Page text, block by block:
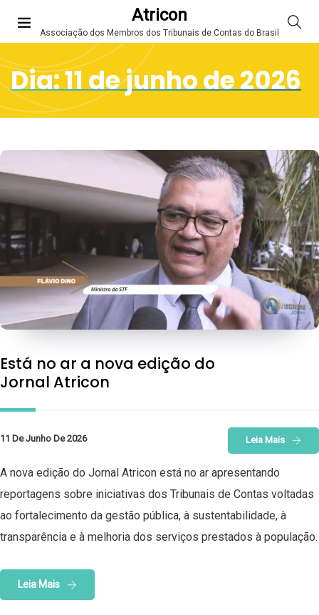
Atricon
Associação dos Membros dos Tribunais de Contas do Brasil
Dia:11 de junho de 2026
Está no ar a nova edição do
Jornal Atricon
11 De Junho De 2026 Leia Mais
A nova edição do Jornal Atricon está no ar apresentando
reportagens sobre iniciativas dos Tribunais de Contas voltadas
ao fortalecimento da gestão pública, à sustentabilidade, à
transparência e à melhoria dos serviços prestados à população.
Leia Mais